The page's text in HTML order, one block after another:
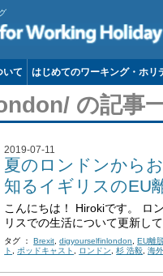
いて はじめてのワーキング・ホリ
の記事
2019-07-11
夏のロンドンから
知るイギリスのEU
こんにちは！ Hirokiです。 ロ
リスでの生活について更新し
タグ ： Brexit,digyourselfinlondon, EU離
ト ,ポッドキャスト , ロンドン,杉 浩毅,海